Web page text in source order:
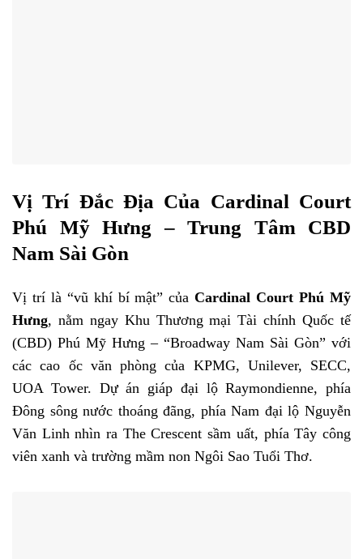
Vị Trí Đắc Địa Của Cardinal Court
Phú Mỹ Hưng – Trung Tâm CBD
Nam Sài Gòn
Vị trí là “vũ khí bí mật” củaCardinal Court Phú Mỹ
Hưng, nằm ngay Khu Thương mại Tài chính Quốc tế
(CBD) Phú Mỹ Hưng – “Broadway Nam Sài Gòn” với
các cao ốc văn phòng của KPMG, Unilever, SECC,
UOA Tower. Dự án giáp đại lộ Raymondienne, phía
Đông sông nước thoáng đãng, phía Nam đại lộ Nguyễn
Văn Linh nhìn ra The Crescent sầm uất, phía Tây công
viên xanh và trường mầm non Ngôi Sao Tuổi Thơ.